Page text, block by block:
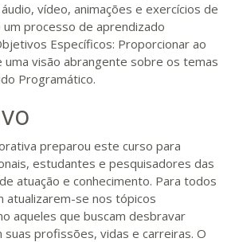
vídeo, animações e exercícios de
processo de aprendizado
Específicos: Proporcionar ao
uma visão abrangente sobre os temas
Programático.
preparou este curso para
estudantes e pesquisadores das
atuação e conhecimento. Para todos
atualizarem-se nos tópicos
aqueles que buscam desbravar
profissões, vidas e carreiras. O